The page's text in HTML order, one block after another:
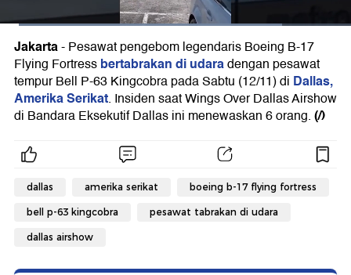
Jakarta-Pesawat pengebom legendaris Boeing B-17
Flying Fortressbertabrakan di udaradengan pesawat
tempur Bell P-63 Kingcobra pada Sabtu (12/11) di Dallas,
Amerika Serikat. Insiden saat Wings Over Dallas Airshow
di Bandara Eksekutif Dallas ini menewaskan 6 orang.(/)
dallas amerika serikat boeing b-17 flying fortress
bell p-63 kingcobra pesawat tabrakan di udara
dallas airshow